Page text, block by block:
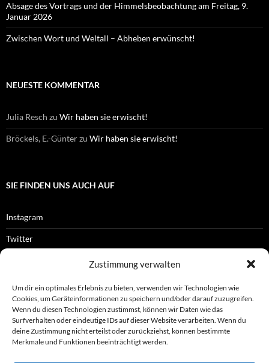
Zustimmung verwalten
Um dir ein optimales Erlebnis zu bieten, verwenden wir Technologien wie
Cookies, um Geräteinformationen zu speichern und/oder darauf zuzugreifen.
Wenn du diesen Technologien zustimmst, können wir Daten wie das
Surfverhalten oder eindeutige IDs auf dieser Website verarbeiten. Wenn du
deine Zustimmung nicht erteilst oder zurückziehst, können bestimmte
Merkmale und Funktionen beeinträchtigt werden.
Absage des Vortrags und der Himmelsbeobachtung am Freitag, 9.
Januar 2026
Zwischen Wort und Weltall – Abheben erwünscht!
NEUESTE KOMMENTAR
Julia Resch zu Wir haben sie erwischt!
Bröckels, E.-Günterzu Wir haben sie erwischt!
SIE FINDEN UNS AUCH AUF
Instagram
Twitter
OFFIZIELLES
Impressum